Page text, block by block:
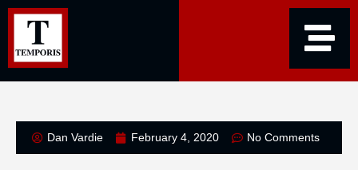
Dan Vardie February 4, 2020 No Comments